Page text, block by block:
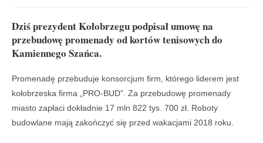
Dziś prezydent Kołobrzegu podpisał umowę na
przebudowę promenady od kortów tenisowych do
Kamiennego Szańca.
Promenadę przebuduje konsorcjum firm, którego liderem jest
kołobrzeska firma „PRO-BUD”. Za przebudowę promenady
miasto zapłaci dokładnie 17 mln 822 tys. 700 zł. Roboty
budowlane mają zakończyć się przed wakacjami 2018 roku.